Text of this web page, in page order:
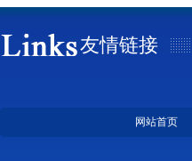
友情链接
网站首页